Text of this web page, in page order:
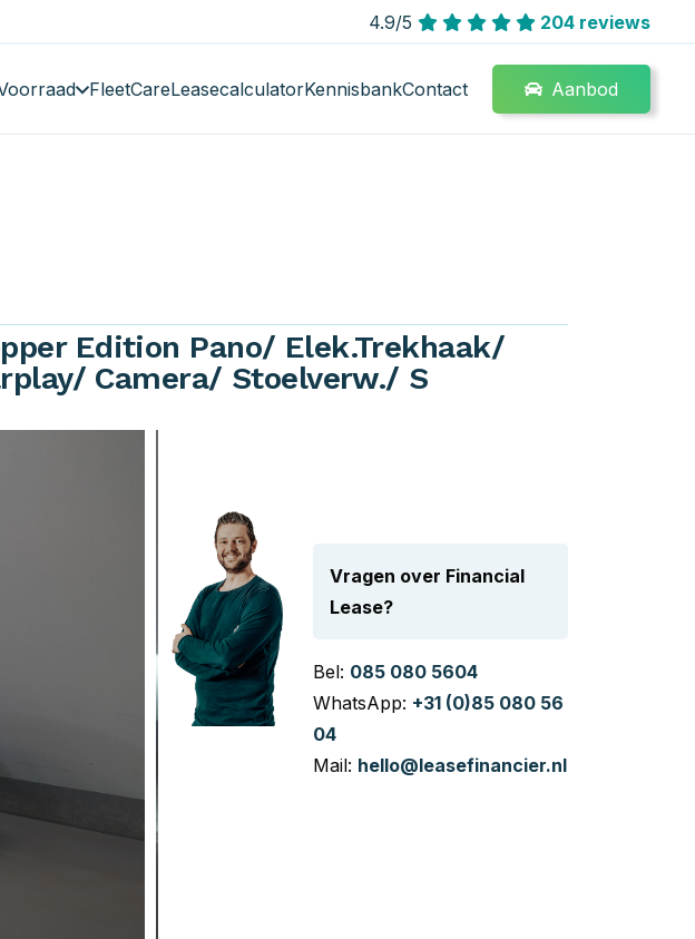
4.9/5 204 reviews
FleetCareLeasecalculatorKennisbankContact Aanbod
Edition Pano/ Elek.Trekhaak/
Camera/ Stoelverw./ S
Vragen over Financial
Lease?
Bel: 085 080 5604
WhatsApp: +31 (0)85 080 56
04
Mail: hello@leasefinancier.nl